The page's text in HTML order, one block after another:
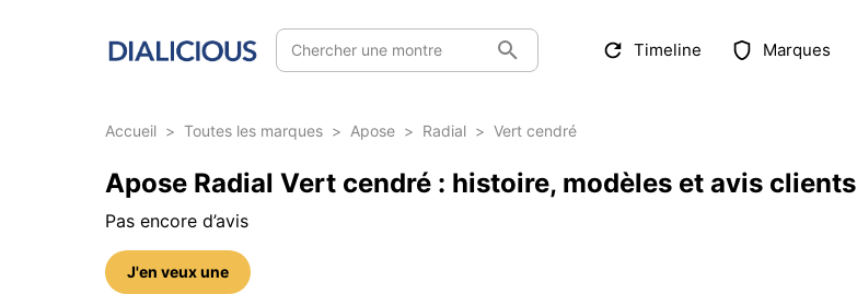
Chercher une montre Timeline Marques
Accueil > Toutes les marques > Apose > Radial > Vert cendré
Apose Radial Vert cendré : histoire, modèles et avis clients
Pas encore d’avis
J'en veux une